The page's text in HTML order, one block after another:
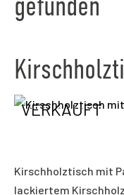
VERKAUFT
Kirschholztisch mit
lackiertem